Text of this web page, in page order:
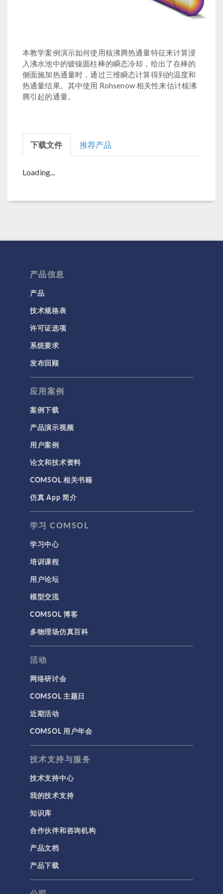
本教学案例演示如何使用核沸腾热通量特征来计算浸
入沸水池中的镀镍圆柱棒的瞬态冷却，给出了在棒的
侧面施加热通量时，通过三维瞬态计算得到的温度和
热通量结果。其中使用 Rohsenow 相关性来估计核沸
腾引起的通量。
下载文件 推荐产品
Loading...
产品信息
产品
技术规格表
许可证选项
系统要求
发布回顾
应用案例
案例下载
产品演示视频
用户案例
论文和技术资料
COMSOL 相关书籍
仿真 App 简介
学习 COMSOL
学习中心
培训课程
用户论坛
模型交流
COMSOL 博客
多物理场仿真百科
活动
网络研讨会
COMSOL 主题日
近期活动
COMSOL 用户年会
技术支持与服务
技术支持中心
我的技术支持
知识库
合作伙伴和咨询机构
产品文档
产品下载